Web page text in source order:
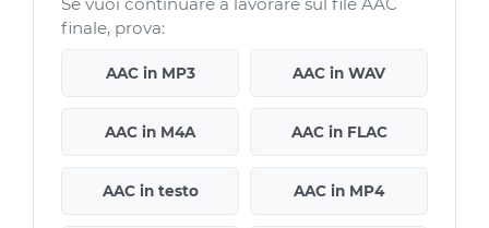
finale, prova:
AAC in MP3 AAC in WAV
AAC in M4A AAC in FLAC
AAC in testo AAC in MP4